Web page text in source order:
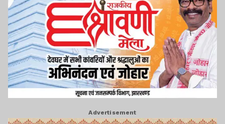
Advertisement